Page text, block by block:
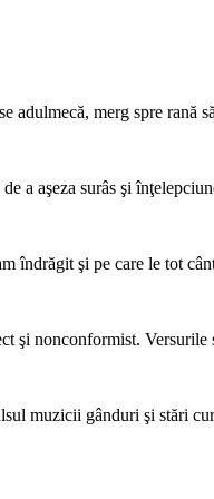
adulmecă, merg spre rană
a aşeza surâs şi
îndrăgit şi pe care le tot
şi nonconformist.
muzicii gânduri şi stări